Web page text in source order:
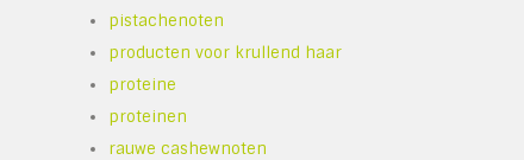
pistachenoten
producten voor krullend haar
proteine
proteinen
rauwe cashewnoten